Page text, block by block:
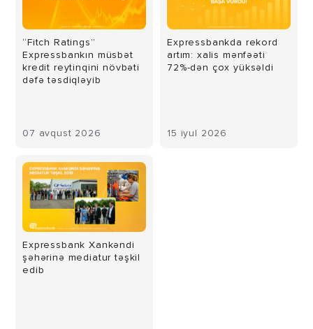
“Fitch Ratings”
Expressbankın müsbət
kredit reytinqini növbəti
dəfə təsdiqləyib
07 avqust 2026
Expressbankda rekord
artım: xalis mənfəəti
72%-dən çox yüksəldi
15 iyul 2026
Expressbank Xankəndi
şəhərinə mediatur təşkil
edib